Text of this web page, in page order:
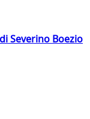
Severino Boezio